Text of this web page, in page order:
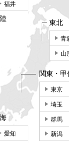
東北
青
山
関東・甲
東京
埼玉
群馬
新潟
愛知
福井